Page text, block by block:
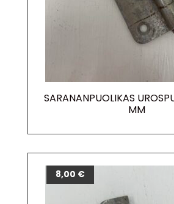
SARANANPUOLIKAS
MM
8,00 €